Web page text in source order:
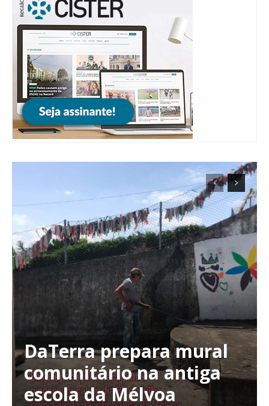
Planos de Assinatura
Faça-se assinante do Região de Cister e ajude-nos a manter este serviço
DaTerra prepara mural
comunitário na antiga
escola da Mélvoa